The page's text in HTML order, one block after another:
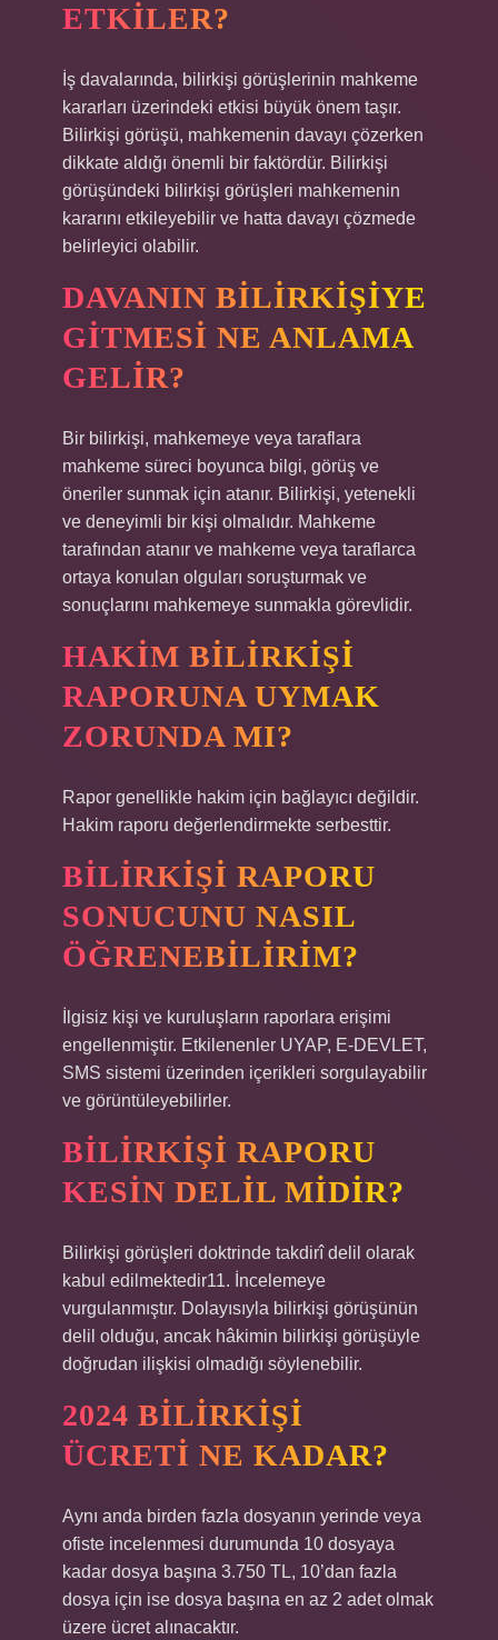
ETKILER?
İş davalarında, bilirkişi görüşlerinin mahkeme
kararları üzerindeki etkisi büyük önem taşır.
Bilirkişi görüşü, mahkemenin davayı çözerken
dikkate aldığı önemli bir faktördür. Bilirkişi
görüşündeki bilirkişi görüşleri mahkemenin
kararını etkileyebilir ve hatta davayı çözmede
belirleyici olabilir.
DAVANIN BILIRKIŞIYE
GITMESI NE ANLAMA
GELIR?
Bir bilirkişi, mahkemeye veya taraflara
mahkeme süreci boyunca bilgi, görüş ve
öneriler sunmak için atanır. Bilirkişi, yetenekli
ve deneyimli bir kişi olmalıdır. Mahkeme
tarafından atanır ve mahkeme veya taraflarca
ortaya konulan olguları soruşturmak ve
sonuçlarını mahkemeye sunmakla görevlidir.
HAKIM BILIRKIŞI
RAPORUNA UYMAK
ZORUNDA MI?
Rapor genellikle hakim için bağlayıcı değildir.
Hakim raporu değerlendirmekte serbesttir.
BILIRKIŞI RAPORU
SONUCUNU NASIL
ÖĞRENEBILIRIM?
İlgisiz kişi ve kuruluşların raporlara erişimi
engellenmiştir. Etkilenenler UYAP, E-DEVLET,
SMS sistemi üzerinden içerikleri sorgulayabilir
ve görüntüleyebilirler.
BILIRKIŞI RAPORU
KESIN DELIL MIDIR?
Bilirkişi görüşleri doktrinde takdirî delil olarak
kabul edilmektedir11. İncelemeye
vurgulanmıştır. Dolayısıyla bilirkişi görüşünün
delil olduğu, ancak hâkimin bilirkişi görüşüyle ​​
doğrudan ilişkisi olmadığı söylenebilir.
2024 BILIRKIŞI
ÜCRETI NE KADAR?
Aynı anda birden fazla dosyanın yerinde veya
ofiste incelenmesi durumunda 10 dosyaya
kadar dosya başına 3.750 TL, 10’dan fazla
dosya için ise dosya başına en az 2 adet olmak
üzere ücret alınacaktır.